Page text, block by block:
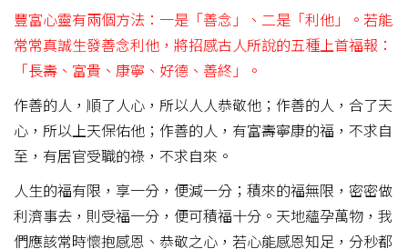
豐富心靈有兩個方法：一是「善念」、二是「利他」。若能
常常真誠生發善念利他，將招感古人所說的五種上首福報：
「長壽、富貴、康寧、好德、善終」。
作善的人，順了人心，所以人人恭敬他；作善的人，合了天
心，所以上天保佑他；作善的人，有富壽寧康的福，不求自
至，有居官受職的祿，不求自來。
人生的福有限，享一分，便減一分；積來的福無限，密密做
利濟事去，則受福一分，便可積福十分。天地蘊孕萬物，我
們應該常時懷抱感恩、恭敬之心，若心能感恩知足，分秒都